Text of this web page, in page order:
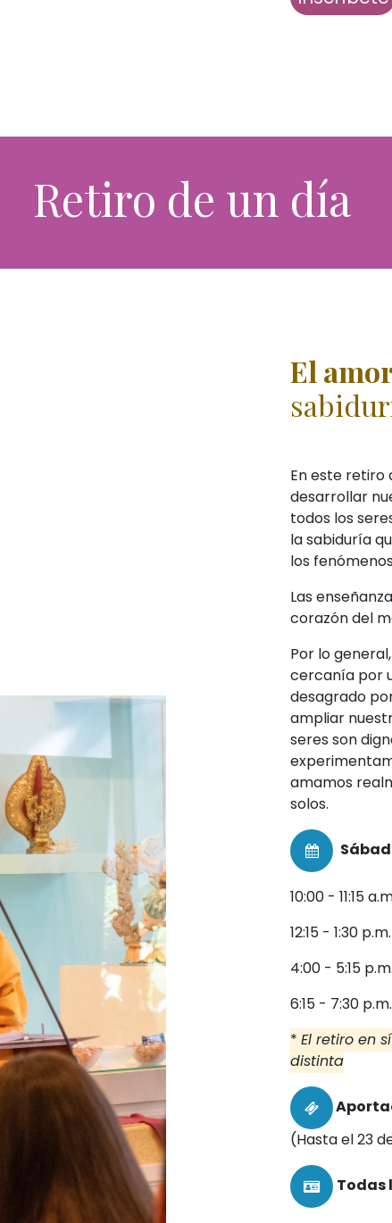
Retiro de un día
El
En este retiro
desarrollar
todos los
la sabiduría
los
Las
corazón del
Por lo
cercanía por
desagrado
ampliar
seres son
amamos
solos.
10:00 - 11:15
12:15 - 1:30
4:00 - 5:15
6:15 - 7:30
* El retiro en
distinta
(Hasta el 23
Todas